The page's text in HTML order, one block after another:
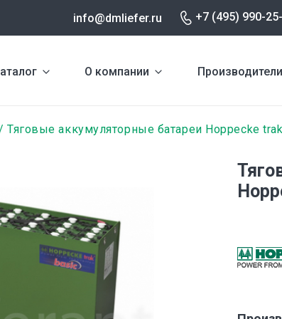
info@dmliefer.ru +7 (495) 990-
О компании Производители
Тяговые аккумуляторные батареи Hoppecke